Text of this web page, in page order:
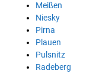
Meißen
Niesky
Pirna
Plauen
Pulsnitz
Radeberg